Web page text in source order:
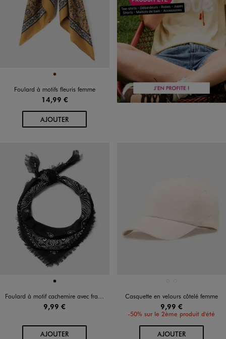
Disponible en 1 coloris
MARRON
Foulard à motifs fleuris femme
14,99 €
AJOUTERAU PANIER
Disponible en 1 coloris
NOIR
Foulard à motif cachemire avec franges femme
9,99 €
AJOUTERAU PANIER
Casquette en velours côtelé femme
9,99 €
-50% sur le 2ème produit d'été
AJOUTERAU PANIER